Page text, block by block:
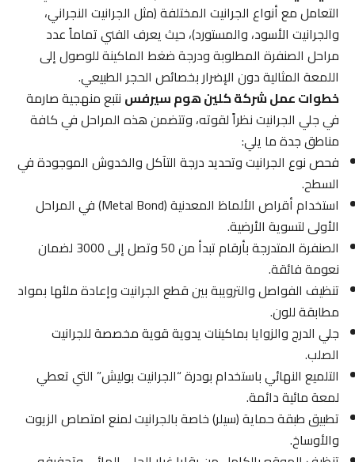
التعامل مع أنواع الجرانيت المختلفة (مثل الجرانيت النجراني،
والجرانيت الأسود، والمستورد)، حيث يعرف الفني تماماً عدد
مراحل الصنفرة المطلوبة ودرجة ضغط الماكينة للوصول إلى
اللمعة المثالية دون الإضرار بخصائص الحجر الطبيعي.
خطوات عمل شركة كلين هوم سيرفسنتبع منهجية صارمة
في جلي الجرانيت نظراً لقوته، وتتضمن هذه المراحل في كافة
مناطق جدة ما يلي:
فحص نوع الجرانيت وتحديد درجة التآكل والخدوش الموجودة في
السطح.
استخدام أقراص الألماظ المعدنية (Metal Bond) في المراحل
الأولى لتسوية الأرضية.
الصنفرة المتدرجة بأرقام تبدأ من 50 وتصل إلى 3000 لضمان
نعومة فائقة.
تنظيف الفواصل والترويبة بين قطع الجرانيت وإعادة ملئها بمواد
مطابقة للون.
جلي الدرج والزوايا بماكينات يدوية قوية مخصصة للجرانيت
الصلب.
التلميع النهائي باستخدام بودرة “الجرانيت بوليش” التي تعطي
لمعة مائية دائمة.
تطبيق طبقة حماية (سيلر) خاصة بالجرانيت لمنع امتصاص الزيوت
والأوساخ.